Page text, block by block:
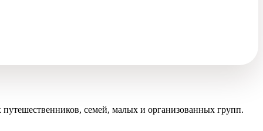
семей, малых и организованных групп.